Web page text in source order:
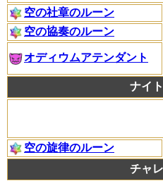
空の社章のルーン
空の協奏のルーン
オディウムアテンダント
ナイ
空の旋律のルーン
チャ